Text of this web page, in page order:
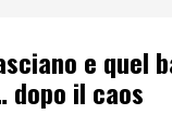
e quel
il caos